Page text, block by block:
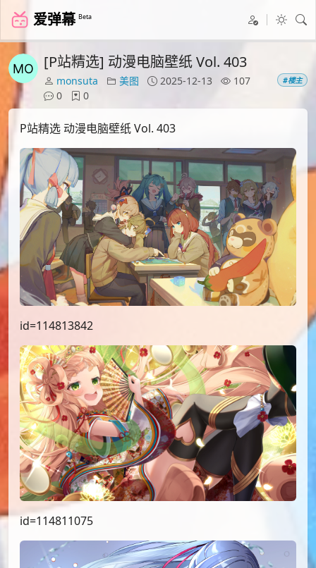
爱弹幕 Beta
[P站精选] 动漫电脑壁纸 Vol. 403
monsuta 美图 2025-12-13
107
0
0
#楼主
P站精选 动漫电脑壁纸 Vol. 403
id=114813842
id=114811075